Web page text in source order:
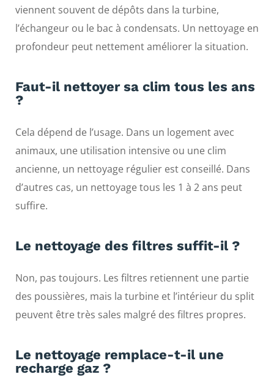
viennent souvent de dépôts dans la turbine,
l’échangeur ou le bac à condensats. Un nettoyage en
profondeur peut nettement améliorer la situation.
Faut-il nettoyer sa clim tous les ans
?
Cela dépend de l’usage. Dans un logement avec
animaux, une utilisation intensive ou une clim
ancienne, un nettoyage régulier est conseillé. Dans
d’autres cas, un nettoyage tous les 1 à 2 ans peut
suffire.
Le nettoyage des filtres suffit-il ?
Non, pas toujours. Les filtres retiennent une partie
des poussières, mais la turbine et l’intérieur du split
peuvent être très sales malgré des filtres propres.
Le nettoyage remplace-t-il une
recharge gaz ?